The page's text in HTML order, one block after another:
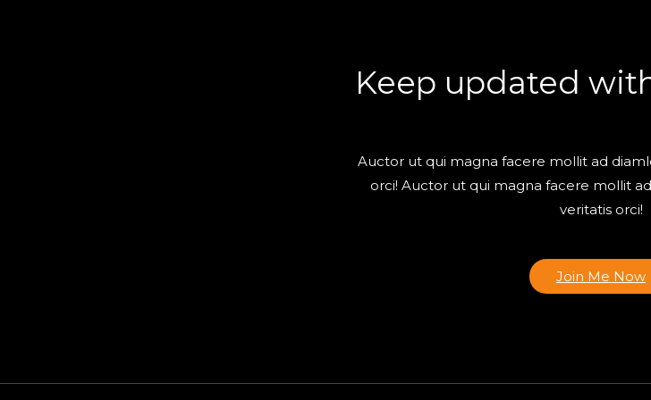
Keep updated
Auctor ut qui magna facere mollit ad
orci! Auctor ut qui magna facere mollit
veritatis orci!
Join Me Now